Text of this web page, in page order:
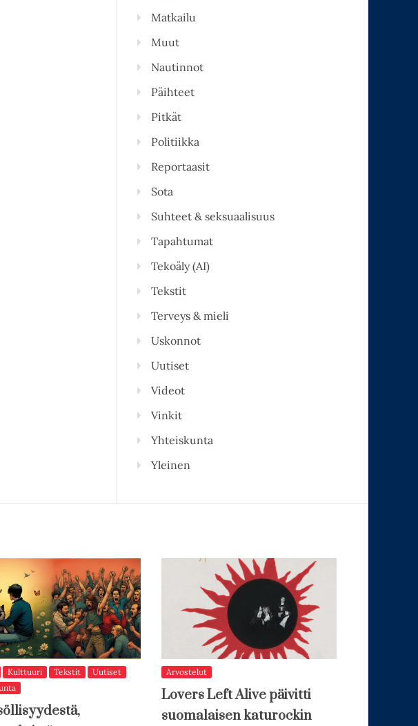
Matkailu
Muut
Nautinnot
Päihteet
Pitkät
Politiikka
Reportaasit
Sota
Suhteet & seksuaalisuus
Tapahtumat
Tekoäly (AI)
Tekstit
Terveys & mieli
Uskonnot
Uutiset
Videot
Vinkit
Yhteiskunta
Yleinen
Kulttuuri Tekstit
Uutiset
Arvostelut
Lovers Left Alive päivitti
suomalaisen katurockin